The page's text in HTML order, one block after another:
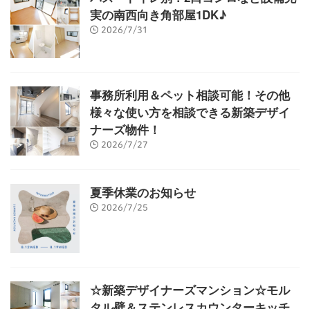
実の南西向き角部屋1DK♪
2026/7/31
事務所利用＆ペット相談可能！その他
様々な使い方を相談できる新築デザイ
ナーズ物件！
2026/7/27
夏季休業のお知らせ
2026/7/25
☆新築デザイナーズマンション☆モル